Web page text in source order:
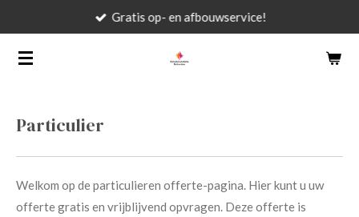
naar
Gratis op- en afbouwservice!
Particulier
Welkom op de particulieren offerte-pagina. Hier kunt u uw
offerte gratis en vrijblijvend opvragen. Deze offerte is